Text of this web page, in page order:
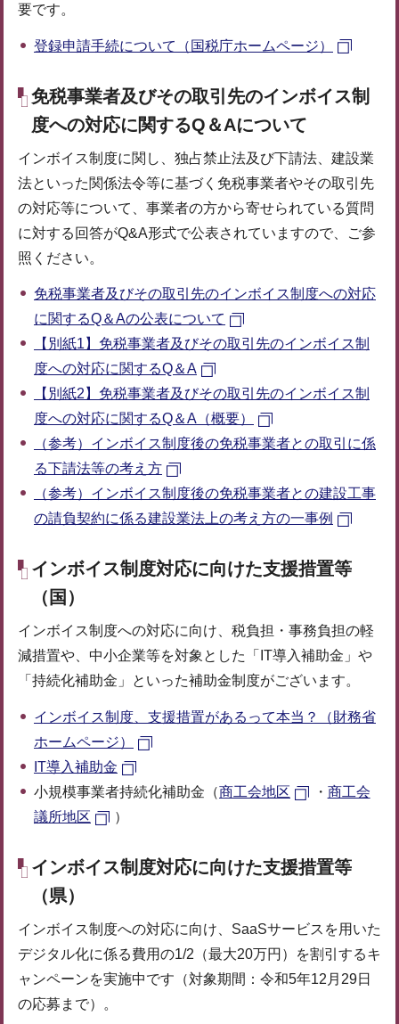
要です。
登録申請手続について（国税庁ホームページ）
免税事業者及びその取引先のインボイス制
度への対応に関するQ＆Aについて
インボイス制度に関し、独占禁止法及び下請法、建設業
法といった関係法令等に基づく免税事業者やその取引先
の対応等について、事業者の方から寄せられている質問
に対する回答がQ&A形式で公表されていますので、ご参
照ください。
免税事業者及びその取引先のインボイス制度への対応
に関するQ＆Aの公表について
【別紙1】免税事業者及びその取引先のインボイス制
度への対応に関するQ＆A
【別紙2】免税事業者及びその取引先のインボイス制
度への対応に関するQ＆A（概要）
（参考）インボイス制度後の免税事業者との取引に係
る下請法等の考え⽅
（参考）インボイス制度後の免税事業者との建設工事
の請負契約に係る建設業法上の考え方の一事例
インボイス制度対応に向けた支援措置等
（国）
インボイス制度への対応に向け、税負担・事務負担の軽
減措置や、中小企業等を対象とした「IT導入補助金」や
「持続化補助金」といった補助金制度がございます。
インボイス制度、支援措置があるって本当？（財務省
ホームページ）
IT導入補助金
小規模事業者持続化補助金（商工会地区 ・ 商工会
議所地区
）
インボイス制度対応に向けた支援措置等
（県）
インボイス制度への対応に向け、SaaSサービスを用いた
デジタル化に係る費用の1/2（最大20万円）を割引するキ
ャンペーンを実施中です（対象期間：令和5年12月29日
の応募まで）。